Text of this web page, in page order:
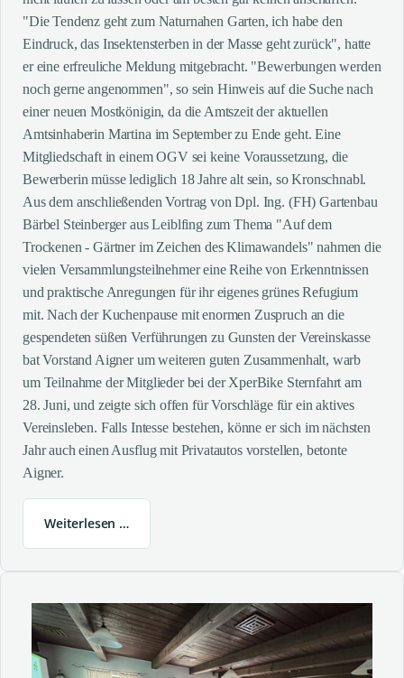
"Die Tendenz geht zum Naturnahen Garten, ich habe den
Eindruck, das Insektensterben in der Masse geht zurück", hatte
er eine erfreuliche Meldung mitgebracht. "Bewerbungen werden
noch gerne angenommen", so sein Hinweis auf die Suche nach
einer neuen Mostkönigin, da die Amtszeit der aktuellen
Amtsinhaberin Martina im September zu Ende geht. Eine
Mitgliedschaft in einem OGV sei keine Voraussetzung, die
Bewerberin müsse lediglich 18 Jahre alt sein, so Kronschnabl.
Aus dem anschließenden Vortrag von Dpl. Ing. (FH) Gartenbau
Bärbel Steinberger aus Leiblfing zum Thema "Auf dem
Trockenen - Gärtner im Zeichen des Klimawandels" nahmen die
vielen Versammlungsteilnehmer eine Reihe von Erkenntnissen
und praktische Anregungen für ihr eigenes grünes Refugium
mit. Nach der Kuchenpause mit enormen Zuspruch an die
gespendeten süßen Verführungen zu Gunsten der Vereinskasse
bat Vorstand Aigner um weiteren guten Zusammenhalt, warb
um Teilnahme der Mitglieder bei der XperBike Sternfahrt am
28. Juni, und zeigte sich offen für Vorschläge für ein aktives
Vereinsleben. Falls Intesse bestehen, könne er sich im nächsten
Jahr auch einen Ausflug mit Privatautos vorstellen, betonte
Aigner.
Weiterlesen …